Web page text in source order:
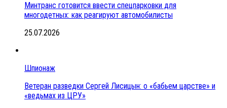
Минтранс готовится ввести спецпарковки для
многодетных: как реагируют автомобилисты
25.07.2026
Шпионаж
Ветеран разведки Сергей Лисицын: о «бабьем царстве» и
«ведьмах из ЦРУ»